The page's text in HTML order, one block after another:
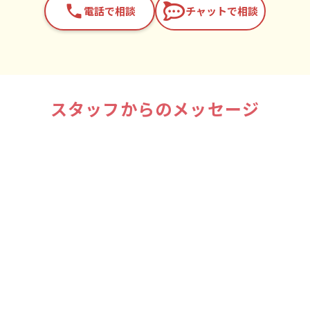
phone電話で相談 チャットで相談
スタッフからのメッセージ